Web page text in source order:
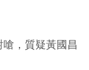
，質疑黃國昌